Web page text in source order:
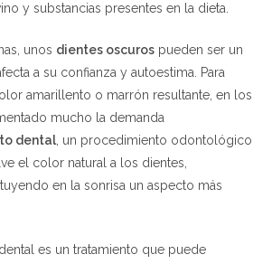
y substancias presentes en la dieta.
unos dientes oscuros pueden ser un
a su confianza y autoestima. Para
amarillento o marrón resultante, en los
mucho la demanda
dental, un procedimiento odontológico
el color natural a los dientes,
en la sonrisa un aspecto más
es un tratamiento que puede